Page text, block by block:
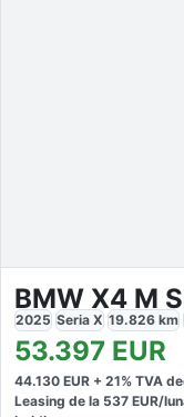
BMW X4 M
2025 Seria X 19.826 km
53.397 EUR
44.130 EUR + 21% TVA
Leasing de la 537 EUR/